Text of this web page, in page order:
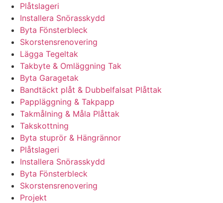
Plåtslageri
Installera Snörasskydd
Byta Fönsterbleck
Skorstensrenovering
Lägga Tegeltak
Takbyte & Omläggning Tak
Byta Garagetak
Bandtäckt plåt & Dubbelfalsat Plåttak
Pappläggning & Takpapp
Takmålning & Måla Plåttak
Takskottning
Byta stuprör & Hängrännor
Plåtslageri
Installera Snörasskydd
Byta Fönsterbleck
Skorstensrenovering
Projekt